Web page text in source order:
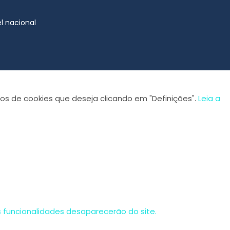
nacional
de cookies que deseja clicando em "Definições". Leia a
funcionalidades desaparecerão do site.